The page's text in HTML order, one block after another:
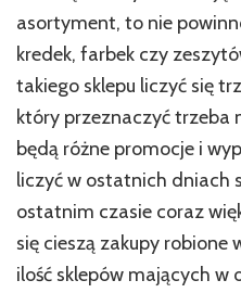
asortyment, to nie
kredek, farbek czy
takiego sklepu liczyć się
który przeznaczyć trzeba
będą różne promocje i
liczyć w ostatnich dniach
ostatnim czasie coraz
się cieszą zakupy robione
ilość sklepów mających w